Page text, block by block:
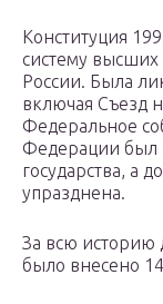
Конституция
систему высших
России. Была
включая Съезд
Федеральное
Федерации был
государства, а
упразднена.
За всю историю
было внесено